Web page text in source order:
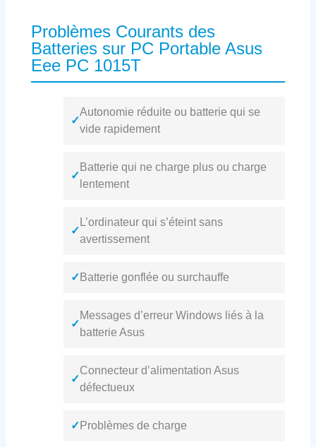
Problèmes Courants des
Batteries sur PC Portable Asus
Eee PC 1015T
✓
Autonomie réduite ou batterie qui se
vide rapidement
✓
Batterie qui ne charge plus ou charge
lentement
✓
L’ordinateur qui s’éteint sans
avertissement
✓ Batterie gonflée ou surchauffe
✓
Messages d’erreur Windows liés à la
batterie Asus
✓
Connecteur d’alimentation Asus
défectueux
✓ Problèmes de charge